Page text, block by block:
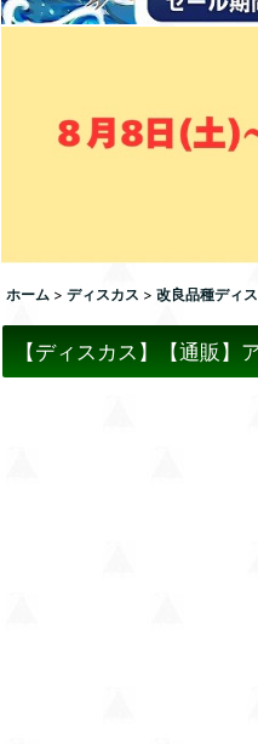
ホーム > ディスカス > 改良品種ディ
【ディスカス】【通販